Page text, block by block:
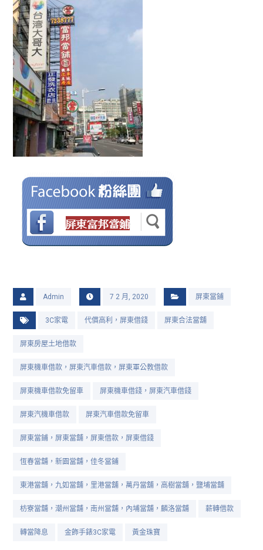
Admin 7 2 月, 2020 屏東當鋪
3C家電 代償高利，屏東借錢 屏東合法當舖
屏東房屋土地借款
屏東機車借款，屏東汽車借款，屏東軍公教借款
屏東機車借款免留車 屏東機車借錢，屏東汽車借錢
屏東汽機車借款 屏東汽車借款免留車
屏東當鋪，屏東當舖，屏東借款，屏東借錢
恆春當舖，新園當舖，佳冬當鋪
東港當舖，九如當舖，里港當舖，萬丹當舖，高樹當舖，鹽埔當舖
枋寮當舖，潮州當舖，南州當舖，內埔當舖，麟洛當舖 薪轉借款
轉當降息 金飾手錶3C家電 黃金珠寶